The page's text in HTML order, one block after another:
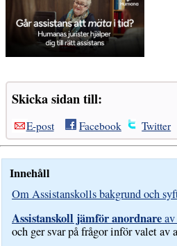
Skicka sidan till:
E-post Facebook Twitter
Innehåll
Om Assistanskolls bakgrund och
Assistanskoll jämför anordnare
och ger svar på frågor inför valet av